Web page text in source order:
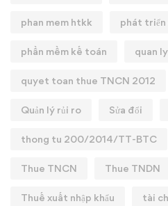
phan mem htkk phát triển
phần mềm kế toán quan
quyet toan thue TNCN 2012
Quản lý rủi ro Sửa đổi
thong tu 200/2014/TT-BTC
Thue TNCN Thue TNDN
Thuế xuất nhập khẩu tài